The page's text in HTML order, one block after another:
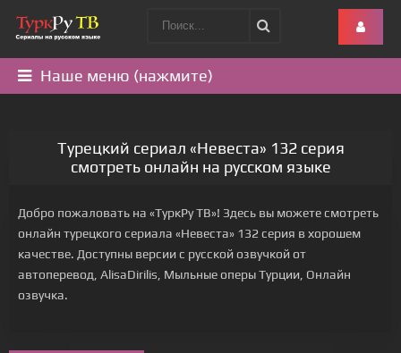
Наше меню (нажмите)
Турецкий сериал «Невеста» 132 серия
смотреть онлайн на русском языке
Добро пожаловать на «ТуркРу ТВ»! Здесь вы можете смотреть
онлайн турецкого сериала «Невеста» 132 серия в хорошем
качестве. Доступны версии с русской озвучкой от
автоперевод, AlisaDirilis, Мыльные оперы Турции, Онлайн
озвучка.